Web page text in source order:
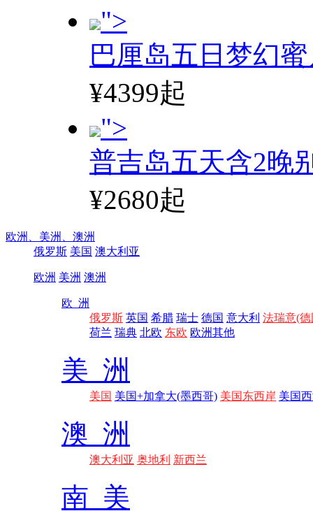
">
巴厘岛五日梦幻
¥4399起
">
普吉岛五天含2晚
¥2680起
欧洲、 美洲、 澳洲
俄罗斯 美国 澳大利亚
欧洲 美洲 澳洲
欧 洲
俄罗斯 英国 希腊 瑞士 德国 意大利 法瑞意(德
荷兰 瑞典 北欧 东欧 欧洲其他
美 洲
美国 美国+加拿大(墨西哥) 美国东西岸 美国
澳 洲
澳大利亚 奥地利 新西兰
南 美